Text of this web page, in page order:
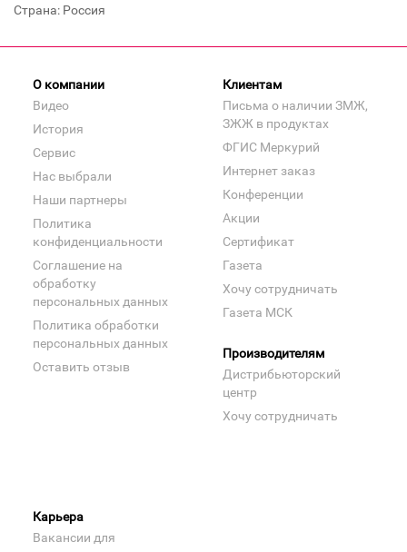
Страна: Россия
О компании
Видео
История
Сервис
Нас выбрали
Наши партнеры
Политика
конфиденциальности
Соглашение на
обработку
персональных данных
Политика обработки
персональных данных
Оставить отзыв
Клиентам
Письма о наличии ЗМЖ,
ЗЖЖ в продуктах
ФГИС Меркурий
Интернет заказ
Конференции
Акции
Сертификат
Газета
Хочу сотрудничать
Газета МСК
Производителям
Дистрибьюторский
центр
Хочу сотрудничать
Карьера
Вакансии для